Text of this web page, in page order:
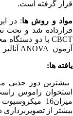
قرار گرفته است.
مواد و روش ها: در
قرارداده شد و تحت
CBCT با دو دستگاه
آزمون
ANOVA
یافته ها:
بیشترین دوز جذبی
استخوان راموس
میزان16 میکروسیوت بود. در مجموع دوز جذبی در دستگاه
بیشتر از تصویربرداری